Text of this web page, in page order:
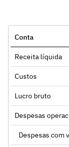
Conta
Receita líquida
Custos
Lucro bruto
Despesas
Despesas com